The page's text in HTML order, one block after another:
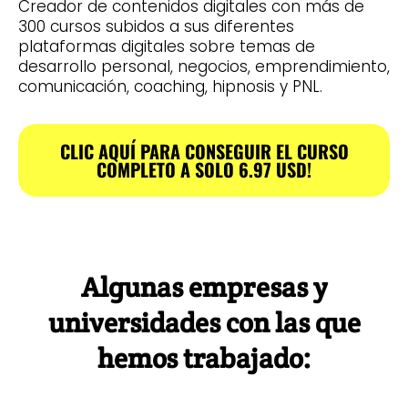
Creador de contenidos digitales con más de
300 cursos subidos a sus diferentes
plataformas digitales sobre temas de
desarrollo personal, negocios, emprendimiento,
comunicación, coaching, hipnosis y PNL.
CLIC AQUÍ PARA CONSEGUIR EL CURSO
COMPLETO A SOLO 6.97 USD!
Algunas empresas y
universidades con las que
hemos trabajado: